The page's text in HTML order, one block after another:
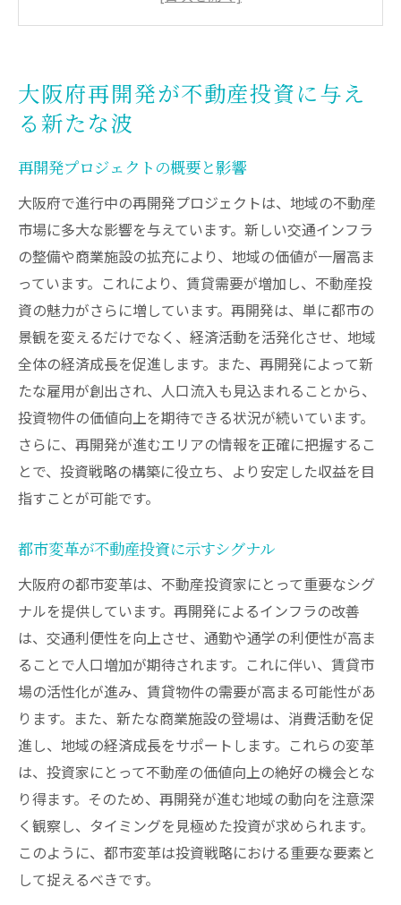
大阪府の再開発動向と今後の予測
交通インフラ改善による不動産価値の上昇
新交通インフラ整備計画の詳細
交通利便性向上が不動産市場に与える影響
インフラ開発と不動産投資の相関関係
アクセス改善で注目される投資エリア
交通インフラ改善が招く不動産価値の変化
持続可能なインフラ投資がもたらす未来
大阪府の経済成長に伴う不動産投資の可能性
経済成長が不動産市場に与えるプラスの影
響
大阪府の産業発展と不動産投資の関係
地域の経済指標が示す投資機会
不動産市場における経済成長の短期・長期
大阪府の成長戦略と不動産投資の連動性
投資家が知るべき成長市場の指標
郊外への人口流入と不動産投資の未来
人口動態の変化が郊外市場に与える影響
郊外への移住ニーズと不動産投資チャンス
都市と郊外の不動産価値のバランス
郊外エリアでの持続可能な投資戦略
人口流入に伴う住宅需要の変化
郊外市場の成長ポテンシャルの評価
再開発エリアでの不動産投資戦略を考える
成功するための再開発エリア投資のポイン
ト
大阪府再開発が不動産投資に与え
る新たな波
再開発プロジェクトの概要と影響
大阪府で進行中の再開発プロジェクトは、地域の不動産
市場に多大な影響を与えています。新しい交通インフラ
の整備や商業施設の拡充により、地域の価値が一層高ま
っています。これにより、賃貸需要が増加し、不動産投
資の魅力がさらに増しています。再開発は、単に都市の
景観を変えるだけでなく、経済活動を活発化させ、地域
全体の経済成長を促進します。また、再開発によって新
たな雇用が創出され、人口流入も見込まれることから、
投資物件の価値向上を期待できる状況が続いています。
さらに、再開発が進むエリアの情報を正確に把握するこ
とで、投資戦略の構築に役立ち、より安定した収益を目
指すことが可能です。
都市変革が不動産投資に示すシグナル
大阪府の都市変革は、不動産投資家にとって重要なシグ
ナルを提供しています。再開発によるインフラの改善
は、交通利便性を向上させ、通勤や通学の利便性が高ま
ることで人口増加が期待されます。これに伴い、賃貸市
場の活性化が進み、賃貸物件の需要が高まる可能性があ
ります。また、新たな商業施設の登場は、消費活動を促
進し、地域の経済成長をサポートします。これらの変革
は、投資家にとって不動産の価値向上の絶好の機会とな
り得ます。そのため、再開発が進む地域の動向を注意深
く観察し、タイミングを見極めた投資が求められます。
このように、都市変革は投資戦略における重要な要素と
して捉えるべきです。